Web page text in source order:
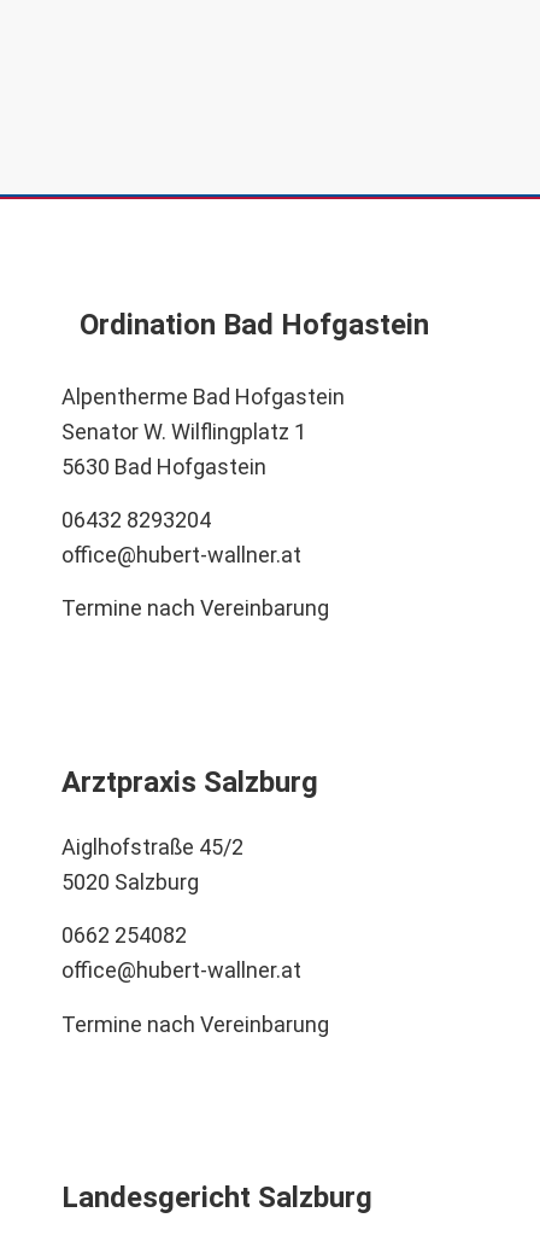
Ordination Bad Hofgastein
Alpentherme Bad Hofgastein
Senator W. Wilflingplatz 1
5630 Bad Hofgastein
06432 8293204
office@hubert-wallner.at
Termine nach Vereinbarung
Arztpraxis Salzburg
Aiglhofstraße 45/2
5020 Salzburg
0662 254082
office@hubert-wallner.at
Termine nach Vereinbarung
Landesgericht Salzburg